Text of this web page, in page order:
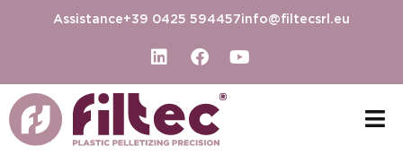
Assistance+39 0425 594457info@filtecsrl.eu